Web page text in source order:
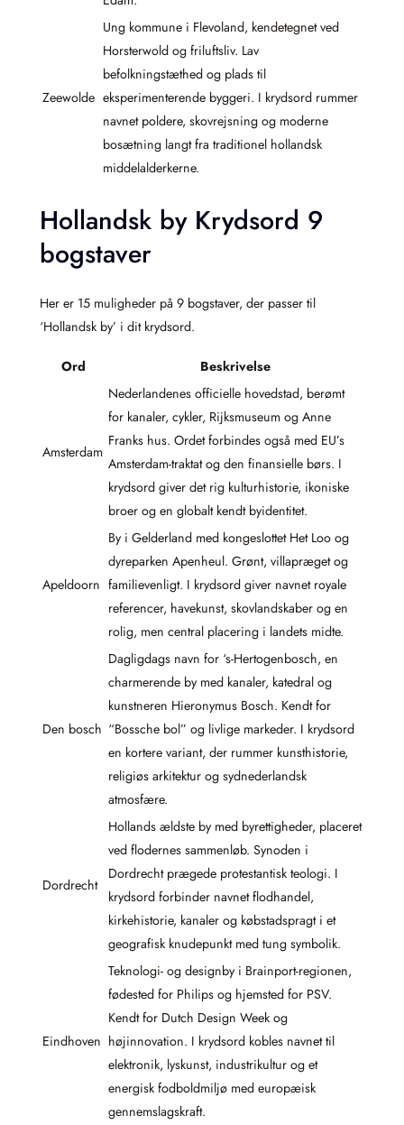
Zeewolde
Ung kommune i Flevoland, kendetegnet ved
Horsterwold og friluftsliv. Lav
befolkningstæthed og plads til
eksperimenterende byggeri. I krydsord rummer
navnet poldere, skovrejsning og moderne
bosætning langt fra traditionel hollandsk
middelalderkerne.
Hollandsk by Krydsord 9
bogstaver
Her er 15 muligheder på 9 bogstaver, der passer til
‘Hollandsk by’ i dit krydsord.
Ord Beskrivelse
Amsterdam
Nederlandenes officielle hovedstad, berømt
for kanaler, cykler, Rijksmuseum og Anne
Franks hus. Ordet forbindes også med EU’s
Amsterdam-traktat og den finansielle børs. I
krydsord giver det rig kulturhistorie, ikoniske
broer og en globalt kendt byidentitet.
Apeldoorn
By i Gelderland med kongeslottet Het Loo og
dyreparken Apenheul. Grønt, villapræget og
familievenligt. I krydsord giver navnet royale
referencer, havekunst, skovlandskaber og en
rolig, men central placering i landets midte.
Den bosch
Dagligdags navn for ‘s-Hertogenbosch, en
charmerende by med kanaler, katedral og
kunstneren Hieronymus Bosch. Kendt for
“Bossche bol” og livlige markeder. I krydsord
en kortere variant, der rummer kunsthistorie,
religiøs arkitektur og sydnederlandsk
atmosfære.
Dordrecht
Hollands ældste by med byrettigheder, placeret
ved flodernes sammenløb. Synoden i
Dordrecht prægede protestantisk teologi. I
krydsord forbinder navnet flodhandel,
kirkehistorie, kanaler og købstadspragt i et
geografisk knudepunkt med tung symbolik.
Eindhoven
Teknologi- og designby i Brainport-regionen,
fødested for Philips og hjemsted for PSV.
Kendt for Dutch Design Week og
højinnovation. I krydsord kobles navnet til
elektronik, lyskunst, industrikultur og et
energisk fodboldmiljø med europæisk
gennemslagskraft.